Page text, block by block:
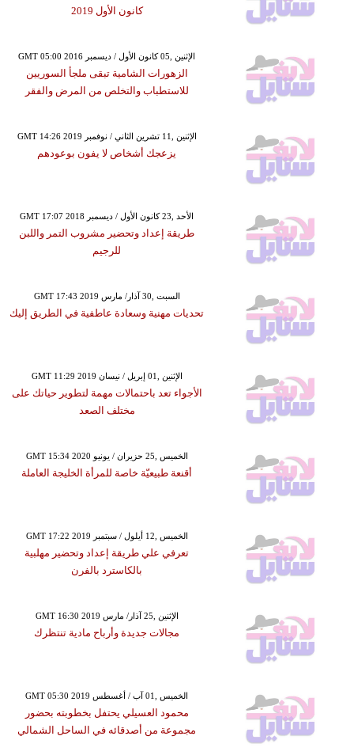
كانون الأول 2019
GMT 05:00 2016 الإثنين ,05 كانون الأول / ديسمبر
الزهورات الشامية تبقى ملجأ السوريين
للاستطباب والتخلص من المرض والفقر
GMT 14:26 2019 الإثنين ,11 تشرين الثاني / نوفمبر
يزعجك أشخاص لا يفون بوعودهم
GMT 17:07 2018 الأحد ,23 كانون الأول / ديسمبر
طريقة إعداد وتحضير مشروب التمر واللبن
للرجيم
GMT 17:43 2019 السبت ,30 آذار/ مارس
تحديات مهنية وسعادة عاطفية في الطريق إليك
GMT 11:29 2019 الإثنين ,01 إبريل / نيسان
الأجواء تعد باحتمالات مهمة لتطوير حياتك على
مختلف الصعد
GMT 15:34 2020 الخميس ,25 حزيران / يونيو
أقنعة طبيعيّة خاصة للمرأة الخليجة العاملة
GMT 17:22 2019 الخميس ,12 أيلول / سبتمبر
تعرفي علي طريقة إعداد وتحضير مهلبية
بالكاسترد بالفرن
GMT 16:30 2019 الإثنين ,25 آذار/ مارس
مجالات جديدة وأرباح مادية تنتظرك
GMT 05:30 2019 الخميس ,01 آب / أغسطس
محمود العسيلي يحتفل بخطوبته بحضور
مجموعة من أصدقائه في الساحل الشمالي